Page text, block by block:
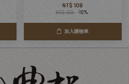
NT$ 108
NT$ 120 -10%
加入購物車